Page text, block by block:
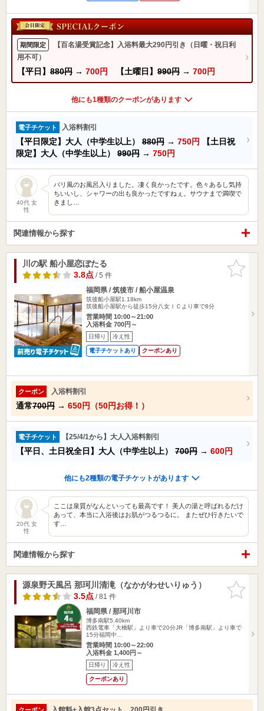
期間限定
【百名湯受賞記念】入浴料最大290円引き（日曜・祝日利
用不可）
【平日】 880円 → 700円 【土曜日】 990円 → 700円
他にも1種類のクーポンがあります
電子チケット 入浴料割引
【平日限定】大人（中学生以上） 880円 → 750円
【土日祝
限定】大人（中学生以上） 990円 → 750円
40代 女
性
バリ風のお風呂入りました。凄く良かったです。色々あるし気持
ちいいし、シャワーの出も良かったですねぇ。サウナまで満喫で
きまし…
関連情報から探す
お気に入
りに追加
川の駅 船小屋恋ぼたる
3.8点/ 5 件
福岡県 / 筑後市 / 船小屋温泉
筑後船小屋駅1.18km
筑後船小屋駅から徒歩15分八女ＩＣより車で8分
営業時間 10:00～21:00
入浴料金 700円～
日帰り 冷え性
電子チケットあり クーポンあり
クーポン 入浴料割引
通常700円 → 650円（50円お得！）
電子チケット 【25/4/1から】大人入浴料割引
【平日、土日祝全日】大人（中学生以上） 700円 → 600円
他にも2種類の電子チケットがあります
20代 女
性
ここは泉質がなんといっても最高です！ 美人の湯と呼ばれるだけ
あって、本当に入浴後はお肌がつるつるに。 またぜひ行きたいで
す…
関連情報から探す
お気に入
りに追加
源泉野天風呂 那珂川清滝（なかがわせいりゅう）
3.5点/ 81 件
福岡県 / 那珂川市
博多南駅5.40km
西鉄電車「大橋駅」より車で20分JR「博多南駅」より車で
15分福岡中…
営業時間 10:00～22:00
入浴料金 1,400円～
日帰り 冷え性
クーポンあり